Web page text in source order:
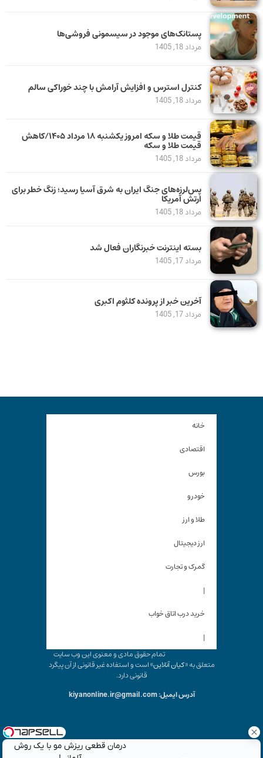
درمان قطعی ریزش مو با یک روش
پستانک‌های موجود در سیسمونی فروشی‌ها
مرداد 18, 1405
کنترل استرس و افزایش آرامش با چند خوراکی سالم
مرداد 18, 1405
قیمت طلا و سکه امروز یکشنبه ۱۸ مرداد ۱۴۰۵/کاهش
قیمت طلا و سکه
مرداد 18, 1405
پس‌لرزه‌های جنگ ایران به شرق آسیا رسید؛ زنگ خطر برای
ارتش آمریکا
مرداد 18, 1405
بسته اینترنت خبرنگاران فعال شد
مرداد 17, 1405
آخرین خبر از پرونده کلثوم اکبری
مرداد 17, 1405
خانه
اقتصادی
بورس
خودرو
طلا و ارز
ارز دیجیتال
گمرک و تجارت
|
خرید درب اتاق خواب
|
تمام حقوق مادی و معنوی این وب سایت
متعلق به «کیان آنلاین» است و استفاده غیر قانونی از آن پیگرد
قانونی دارد.
آدرس ایمیل: kiyanonline.ir@gmail.com